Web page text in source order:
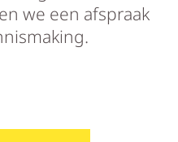
we een afspraak